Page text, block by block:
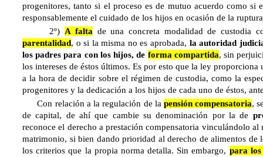
progenitores, tanto si el proceso es de mutuo acuerdo como si
responsablemente el cuidado de los hijos en ocasión de la
2º)A faltade una concreta modalidad de custodia
parentalidad, o si la misma no es aprobada, la autoridad
los padres para con los hijos, de forma compartida, sin
los intereses de éstos últimos. Es por esto que la ley
a la hora de decidir sobre el régimen de custodia, como la
progenitores y la dedicación a los hijos de cada uno de éstos,
Con relación a la regulación de la pensión compensatoria,
de capital, de ahí que cambie su denominación por la de
reconoce el derecho a prestación compensatoria vinculándolo
matrimonio, si bien dando prioridad al derecho de alimentos
los criterios que la propia norma detalla. Sin embargo, para los